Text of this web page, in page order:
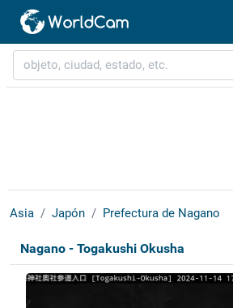
Asia Japón Prefectura de Nagano
Nagano - Togakushi Okusha